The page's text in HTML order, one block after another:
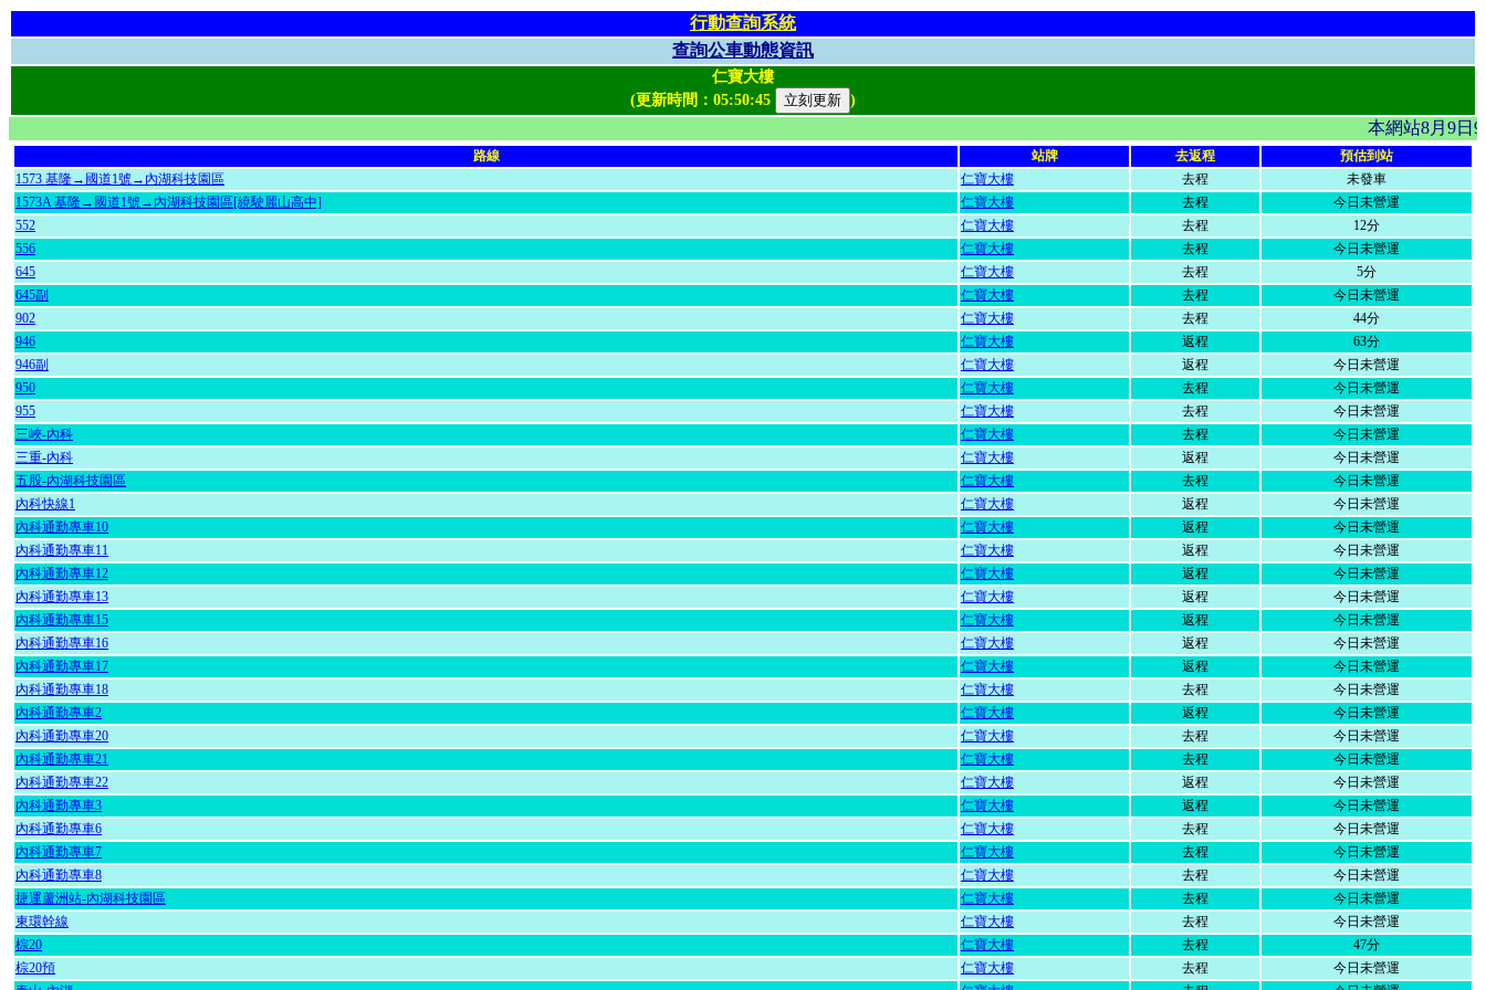
行動查詢系統
查詢公車動態資訊
仁寶大樓
(更新時間： 05:50:45 )
本網站8月9
路線 站牌 去返程
預估到站
1573 基隆→國道1號→內湖科技園區
仁寶大樓 去程
未發車
1573A 基隆→國道1號→內湖科技園區[繞駛麗山高中]
仁寶大樓 去程
今日未營運
552
仁寶大樓 去程
12分
556
仁寶大樓 去程
今日未營運
645
仁寶大樓 去程
5分
645副
仁寶大樓 去程
今日未營運
902
仁寶大樓 去程
44分
946
仁寶大樓 返程
63分
946副
仁寶大樓 返程
今日未營運
950
仁寶大樓 去程
今日未營運
955
仁寶大樓 去程
今日未營運
三峽-內科
仁寶大樓 去程
今日未營運
三重-內科
仁寶大樓 返程
今日未營運
五股-內湖科技園區
仁寶大樓 去程
今日未營運
內科快線1
仁寶大樓 返程
今日未營運
內科通勤專車10
仁寶大樓 返程
今日未營運
內科通勤專車11
仁寶大樓 返程
今日未營運
內科通勤專車12
仁寶大樓 返程
今日未營運
內科通勤專車13
仁寶大樓 返程
今日未營運
內科通勤專車15
仁寶大樓 返程
今日未營運
內科通勤專車16
仁寶大樓 返程
今日未營運
內科通勤專車17
仁寶大樓 返程
今日未營運
內科通勤專車18
仁寶大樓 去程
今日未營運
內科通勤專車2
仁寶大樓 返程
今日未營運
內科通勤專車20
仁寶大樓 去程
今日未營運
內科通勤專車21
仁寶大樓 去程
今日未營運
內科通勤專車22
仁寶大樓 返程
今日未營運
內科通勤專車3
仁寶大樓 返程
今日未營運
內科通勤專車6
仁寶大樓 去程
今日未營運
內科通勤專車7
仁寶大樓 去程
今日未營運
內科通勤專車8
仁寶大樓 去程
今日未營運
捷運蘆洲站-內湖科技園區
仁寶大樓 去程
今日未營運
東環幹線
仁寶大樓 去程
今日未營運
棕20
仁寶大樓 去程
47分
棕20預
仁寶大樓 去程
今日未營運